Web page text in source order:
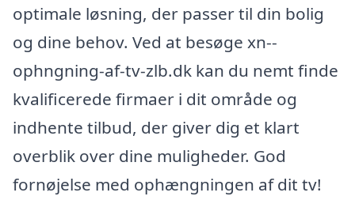
optimale løsning, der passer til din bolig
og dine behov. Ved at besøge xn--
ophngning-af-tv-zlb.dk kan du nemt finde
kvalificerede firmaer i dit område og
indhente tilbud, der giver dig et klart
overblik over dine muligheder. God
fornøjelse med ophængningen af dit tv!